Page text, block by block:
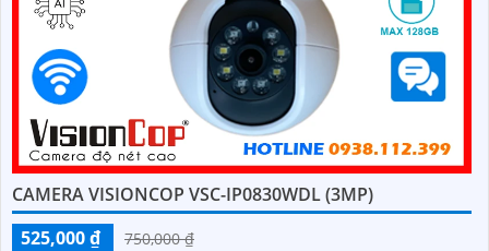
CAMERA VISIONCOP VSC-IP0830WDL (3MP)
525,000 ₫
750,000 ₫